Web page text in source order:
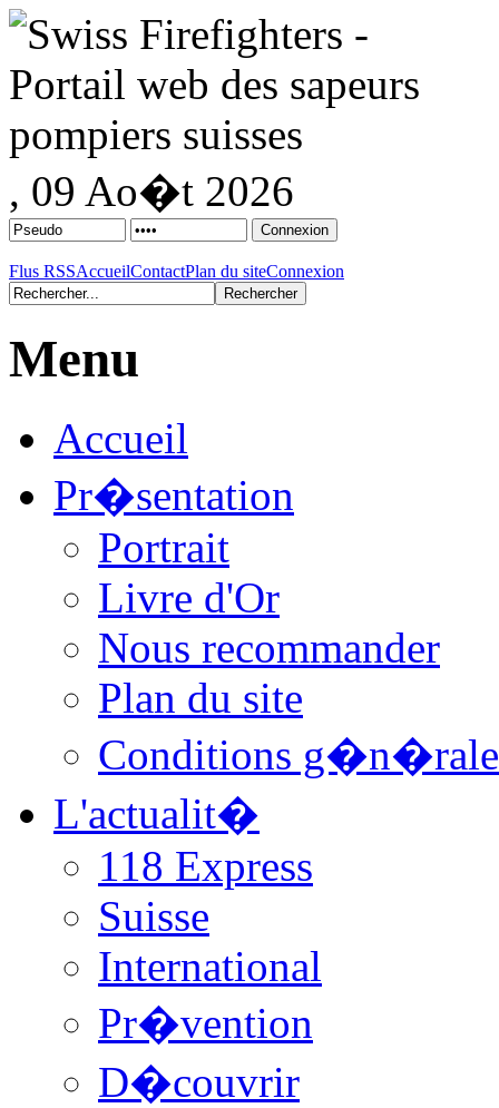
, 09 Ao�t 2026
Flus RSSAccueilContactPlan du siteConnexion
Menu
Accueil
Pr�sentation
Portrait
Livre d'Or
Nous recommander
Plan du site
Conditions
L'actualit�
118 Express
Suisse
International
Pr�vention
D�couvrir